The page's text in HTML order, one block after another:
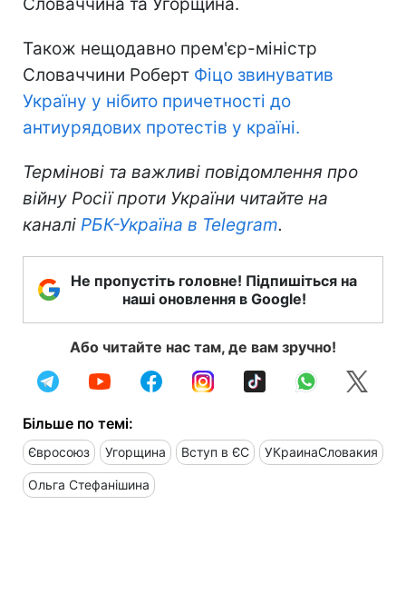
Також нещодавно прем'єр-міністр
Словаччини Роберт Фіцо звинуватив
Україну у нібито причетності до
антиурядових протестів у країні.
Термінові та важливі повідомлення про
війну Росії проти України читайте на
каналі РБК-Україна в Telegram.
Не пропустіть головне! Підпишіться на
наші оновлення в Google!
Або читайте нас там, де вам зручно!
Більше по темі:
Євросоюз Угорщина Вступ в ЄС УКраинаСловакия
Ольга Стефанішина